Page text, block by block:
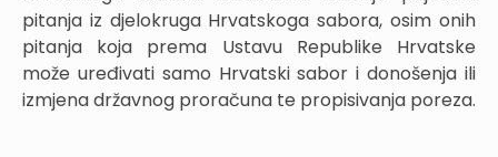
pitanja iz djelokruga Hrvatskoga sabora, osim onih
pitanja koja prema Ustavu Republike Hrvatske
može uređivati samo Hrvatski sabor i donošenja ili
izmjena državnog proračuna te propisivanja poreza.